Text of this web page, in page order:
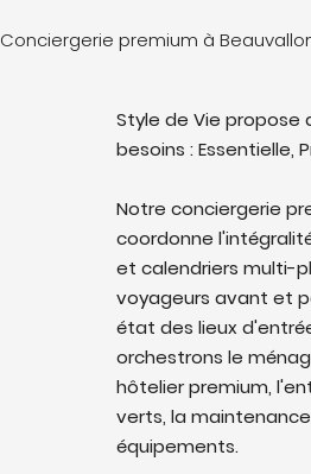
Conciergerie premium à
Style de Vie propose
besoins : Essentielle,
Notre conciergerie
coordonne
et calendriers multi-
voyageurs avant et
état des lieux
orchestrons le
hôtelier premium,
verts, la
équipements.